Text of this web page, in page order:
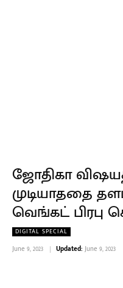
ஜோதிகா
முடியாததை
வெங்கட் பிரபு
DIGITAL SPECIAL
June 9, 2023 Updated: June 9, 2023